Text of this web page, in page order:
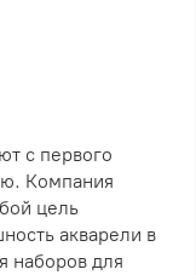
с первого
Компания
цель
акварели в
наборов для